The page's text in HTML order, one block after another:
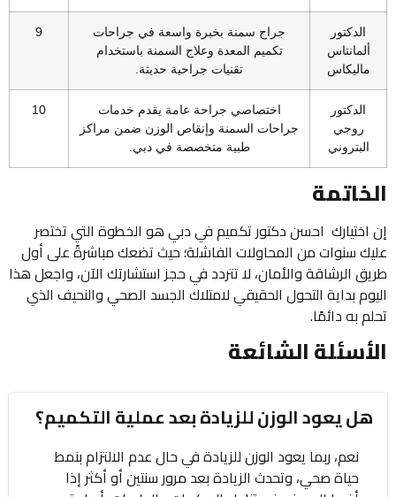
الدكتور
ألمانتاس
ماليكاس
جراح سمنة بخبرة واسعة في جراحات
تكميم المعدة وعلاج السمنة باستخدام
تقنيات جراحية حديثة.
9
الدكتور
روجي
البتروني
اختصاصي جراحة عامة يقدم خدمات
جراحات السمنة وإنقاص الوزن ضمن مراكز
طبية متخصصة في دبي.
10
الخاتمة
إن اختيارك احسن دكتور تكميم في دبي هو الخطوة التي تختصر
عليك سنوات من المحاولات الفاشلة؛ حيث تضعك مباشرةً على أول
طريق الرشاقة والأمان، لا تتردد في حجز استشارتك الآن، واجعل هذا
اليوم بداية التحول الحقيقي لامتلاك الجسد الصحي والنحيف الذي
تحلم به دائمًا.
الأسئلة الشائعة
هل يعود الوزن للزيادة بعد عملية التكميم؟
نعم، ربما يعود الوزن للزيادة في حال عدم الالتزام بنمط
حياة صحي، وتحدث الزيادة بعد مرور سنتين أو أكثر إذا